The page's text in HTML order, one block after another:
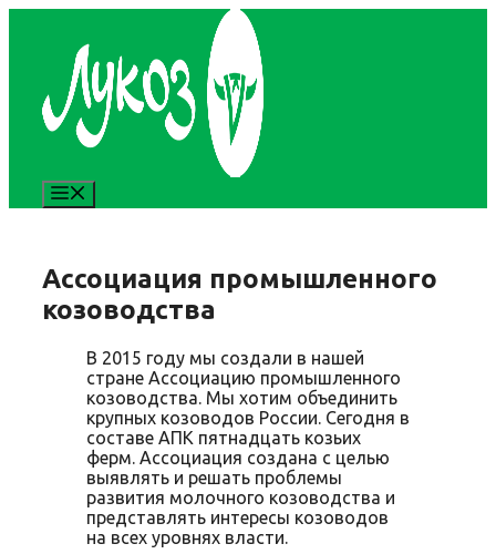
Ассоциация промышленного
козоводства
В 2015 году мы создали в нашей
стране Ассоциацию промышленного
козоводства. Мы хотим объединить
крупных козоводов России. Сегодня в
составе АПК пятнадцать козьих
ферм. Ассоциация создана с целью
выявлять и решать проблемы
развития молочного козоводства и
представлять интересы козоводов
на всех уровнях власти.